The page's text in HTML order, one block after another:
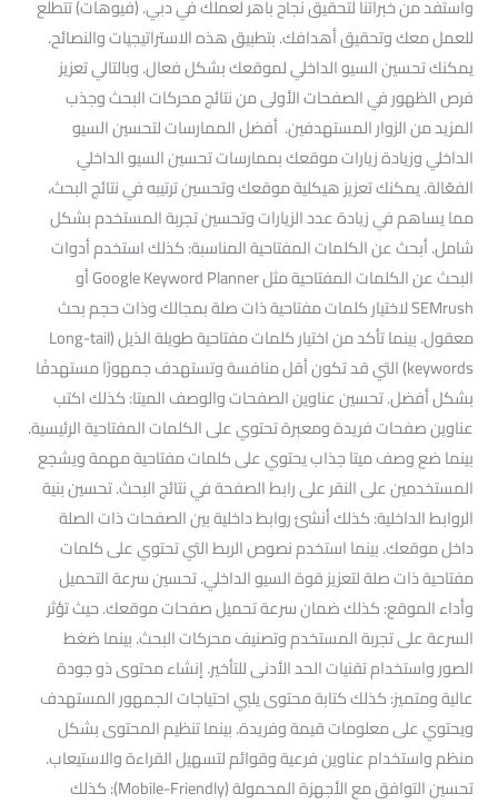
واستفد من خبراتنا لتحقيق نجاح باهر لعملك في دبي. (فيوهات) تتطلع
للعمل معك وتحقيق أهدافك. بتطبيق هذه الاستراتيجيات والنصائح.
يمكنك تحسين السيو الداخلي لموقعك بشكل فعال. وبالتالي تعزيز
فرص الظهور في الصفحات الأولى من نتائج محركات البحث وجذب
المزيد من الزوار المستهدفين. أفضل الممارسات لتحسين السيو
الداخلي وزيادة زيارات موقعك بممارسات تحسين السيو الداخلي
الفعّالة. يمكنك تعزيز هيكلية موقعك وتحسين ترتيبه في نتائج البحث،
مما يساهم في زيادة عدد الزيارات وتحسين تجربة المستخدم بشكل
شامل. أبحث عن الكلمات المفتاحية المناسبة: كذلك استخدم أدوات
البحث عن الكلمات المفتاحية مثل Google Keyword Planner أو
SEMrush لاختيار كلمات مفتاحية ذات صلة بمجالك وذات حجم بحث
معقول. بينما تأكد من اختيار كلمات مفتاحية طويلة الذيل (Long-tail
keywords) التي قد تكون أقل منافسة وتستهدف جمهورًا مستهدفًا
بشكل أفضل. تحسين عناوين الصفحات والوصف الميتا: كذلك اكتب
عناوين صفحات فريدة ومعبرة تحتوي على الكلمات المفتاحية الرئيسية.
بينما ضع وصف ميتا جذاب يحتوي على كلمات مفتاحية مهمة ويشجع
المستخدمين على النقر على رابط الصفحة في نتائج البحث. تحسين بنية
الروابط الداخلية: كذلك أنشئ روابط داخلية بين الصفحات ذات الصلة
داخل موقعك. بينما استخدم نصوص الربط التي تحتوي على كلمات
مفتاحية ذات صلة لتعزيز قوة السيو الداخلي. تحسين سرعة التحميل
وأداء الموقع: كذلك ضمان سرعة تحميل صفحات موقعك. حيث تؤثر
السرعة على تجربة المستخدم وتصنيف محركات البحث. بينما ضغط
الصور واستخدام تقنيات الحد الأدنى للتأخير. إنشاء محتوى ذو جودة
عالية ومتميز: كذلك كتابة محتوى يلبي احتياجات الجمهور المستهدف
ويحتوي على معلومات قيمة وفريدة. بينما تنظيم المحتوى بشكل
منظم واستخدام عناوين فرعية وقوائم لتسهيل القراءة والاستيعاب.
تحسين التوافق مع الأجهزة المحمولة (Mobile-Friendly): كذلك